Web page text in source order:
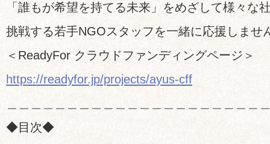
「誰もが希望を持てる未来」をめざして様々な
挑戦する若手NGOスタッフを一緒に応援しませ
＜ReadyFor クラウドファンディングページ＞
https://readyfor.jp/projects/ayus-cff
◆目次◆